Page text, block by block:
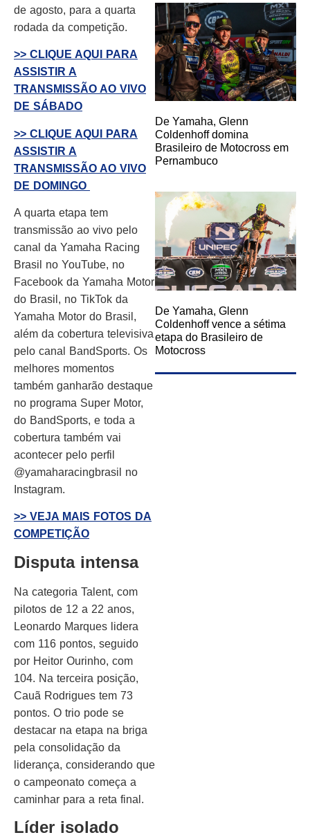
de agosto, para a quarta
rodada da competição.
>> CLIQUE AQUI PARA
ASSISTIR A
TRANSMISSÃO AO VIVO
DE SÁBADO
>> CLIQUE AQUI PARA
ASSISTIR A
TRANSMISSÃO AO VIVO
DE DOMINGO
A quarta etapa tem
transmissão ao vivo pelo
canal da Yamaha Racing
Brasil no YouTube, no
Facebook da Yamaha Motor
do Brasil, no TikTok da
Yamaha Motor do Brasil,
além da cobertura televisiva
pelo canal BandSports. Os
melhores momentos
também ganharão destaque
no programa Super Motor,
do BandSports, e toda a
cobertura também vai
acontecer pelo perfil
@yamaharacingbrasil no
Instagram.
>> VEJA MAIS FOTOS DA
COMPETIÇÃO
Disputa intensa
Na categoria Talent, com
pilotos de 12 a 22 anos,
Leonardo Marques lidera
com 116 pontos, seguido
por Heitor Ourinho, com
104. Na terceira posição,
Cauã Rodrigues tem 73
pontos. O trio pode se
destacar na etapa na briga
pela consolidação da
liderança, considerando que
o campeonato começa a
caminhar para a reta final.
Líder isolado
De Yamaha, Glenn
Coldenhoff domina
Brasileiro de Motocross em
Pernambuco
De Yamaha, Glenn
Coldenhoff vence a sétima
etapa do Brasileiro de
Motocross